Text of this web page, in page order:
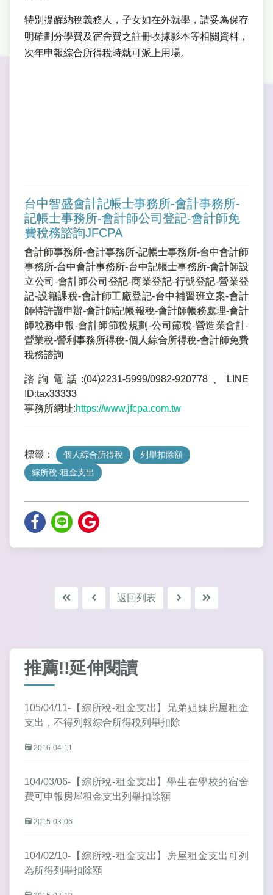
特別提醒納稅義務人，子女如在外就學，請妥為保存
明確劃分學費及宿舍費之註冊收據影本等相關資料，
次年申報綜合所得稅時就可派上用場。
台中智盛會計記帳士事務所-會計事務所-
記帳士事務所-會計師公司登記-會計師免
費稅務諮詢JFCPA
會計師事務所-會計事務所-記帳士事務所-台中會計師
事務所-台中會計事務所-台中記帳士事務所-會計師設
立公司-會計師公司登記-商業登記-行號登記-營業登
記-設籍課稅-會計師工廠登記-台中補習班立案-會計
師特許證申辦-會計師記帳報稅-會計師帳務處理-會計
師稅務申報-會計師節稅規劃-公司節稅-營造業會計-
營業稅-謍利事務所得稅-個人綜合所得稅-會計師免費
稅務諮詢
諮詢電話:(04)2231-5999/0982-920778、LINE
ID:tax33333
事務所網址:https://www.jfcpa.com.tw
標籤： 個人綜合所得稅
列舉扣除額
綜所稅-租金支出
返回列表
推薦!!延伸閱讀
105/04/11-【綜所稅-租金支出】兄弟姐妹房屋租金
支出，不得列報綜合所得稅列舉扣除
2016-04-11
104/03/06-【綜所稅-租金支出】學生在學校的宿舍
費可申報房屋租金支出列舉扣除額
2015-03-06
104/02/10-【綜所稅-租金支出】房屋租金支出可列
為所得列舉扣除額